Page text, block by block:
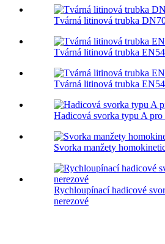
Tvárná litinová trubka
Tvárná litinová trubka
Tvárná litinová trubka
Hadicová svorka typu A pro
Svorka manžety
Rychloupínací hadicové
nerezové